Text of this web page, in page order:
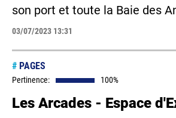
son port et toute la Baie des
03/07/2023 13:31
# PAGES
Pertinence: 100%
Les Arcades - Espace